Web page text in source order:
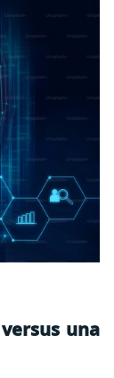
una